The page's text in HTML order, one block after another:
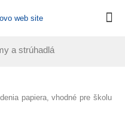
a strúhadlá
papiera, vhodné pre školu